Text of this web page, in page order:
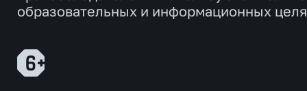
образовательных и информационных